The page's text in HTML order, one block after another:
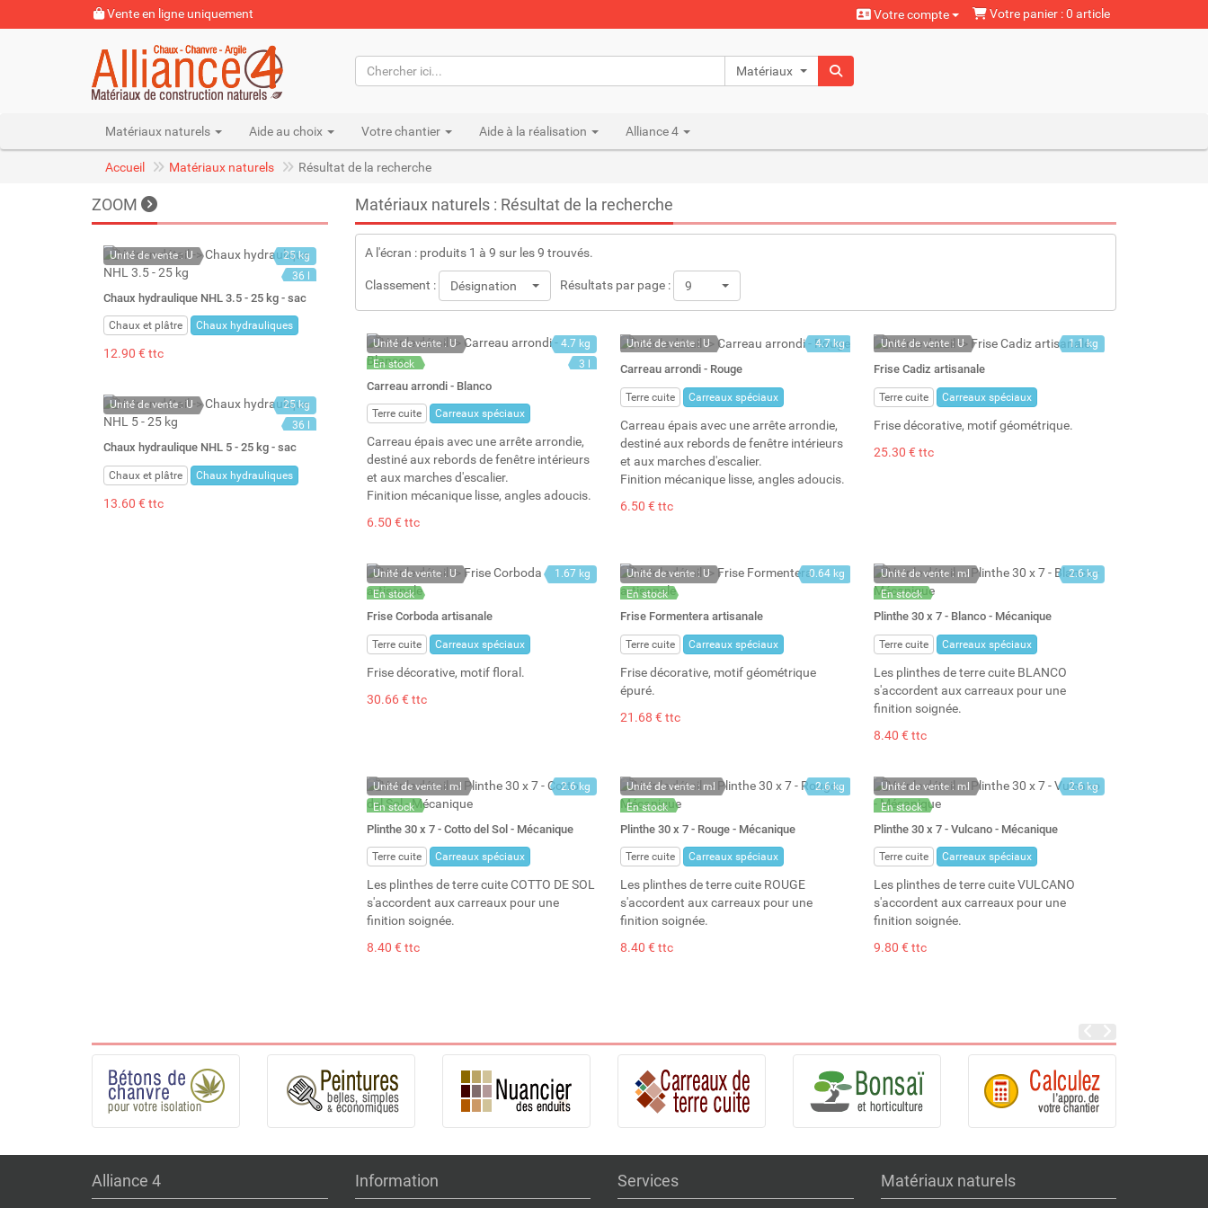
Vente en ligne uniquement Votre compte Votre panier : 0 article
Matériaux naturels
Matériaux naturels Aide au choix Votre chantier Aide à la réalisation Alliance 4
Accueil Matériaux naturels Résultat de la recherche
ZOOM
Unité de vente : U
25 kg
36 l
Chaux hydraulique NHL 3.5 - 25 kg - sac
Chaux et plâtre Chaux hydrauliques
12.90 € ttc
Unité de vente : U
25 kg
36 l
Chaux hydraulique NHL 5 - 25 kg - sac
Chaux et plâtre Chaux hydrauliques
13.60 € ttc
Matériaux naturels : Résultat de la recherche
A l'écran : produits 1 à 9 sur les 9 trouvés.
Classement : Désignation Résultats par page : 9
Unité de vente : U
En stock
Stock : 135
4.7 kg
3 l
Carreau arrondi - Blanco
Terre cuite Carreaux spéciaux
Carreau épais avec une arrête arrondie,
destiné aux rebords de fenêtre intérieurs
et aux marches d'escalier.
Finition mécanique lisse, angles adoucis.
6.50 € ttc
Unité de vente : U
En stock
Stock : 150
4.7 kg
Carreau arrondi - Rouge
Terre cuite Carreaux spéciaux
Carreau épais avec une arrête arrondie,
destiné aux rebords de fenêtre intérieurs
et aux marches d'escalier.
Finition mécanique lisse, angles adoucis.
6.50 € ttc
Unité de vente : U
En stock
Stock : 7
1.1 kg
Frise Cadiz artisanale
Terre cuite Carreaux spéciaux
Frise décorative, motif géométrique.
25.30 € ttc
Unité de vente : U
En stock
Stock : 2
1.67 kg
Frise Corboda artisanale
Terre cuite Carreaux spéciaux
Frise décorative, motif floral.
30.66 € ttc
Unité de vente : U
En stock
Stock : 17
0.64 kg
Frise Formentera artisanale
Terre cuite Carreaux spéciaux
Frise décorative, motif géométrique
épuré.
21.68 € ttc
Unité de vente : ml
En stock
Stock : 124
2.6 kg
Plinthe 30 x 7 - Blanco - Mécanique
Terre cuite Carreaux spéciaux
Les plinthes de terre cuite BLANCO
s'accordent aux carreaux pour une
finition soignée.
8.40 € ttc
Unité de vente : ml
En stock
Stock : 18
2.6 kg
Plinthe 30 x 7 - Cotto del Sol - Mécanique
Terre cuite Carreaux spéciaux
Les plinthes de terre cuite COTTO DE SOL
s'accordent aux carreaux pour une
finition soignée.
8.40 € ttc
Unité de vente : ml
En stock
Stock : 82
2.6 kg
Plinthe 30 x 7 - Rouge - Mécanique
Terre cuite Carreaux spéciaux
Les plinthes de terre cuite ROUGE
s'accordent aux carreaux pour une
finition soignée.
8.40 € ttc
Unité de vente : ml
En stock
Stock : 36
2.6 kg
Plinthe 30 x 7 - Vulcano - Mécanique
Terre cuite Carreaux spéciaux
Les plinthes de terre cuite VULCANO
s'accordent aux carreaux pour une
finition soignée.
9.80 € ttc
Alliance 4 Information Services Matériaux naturels